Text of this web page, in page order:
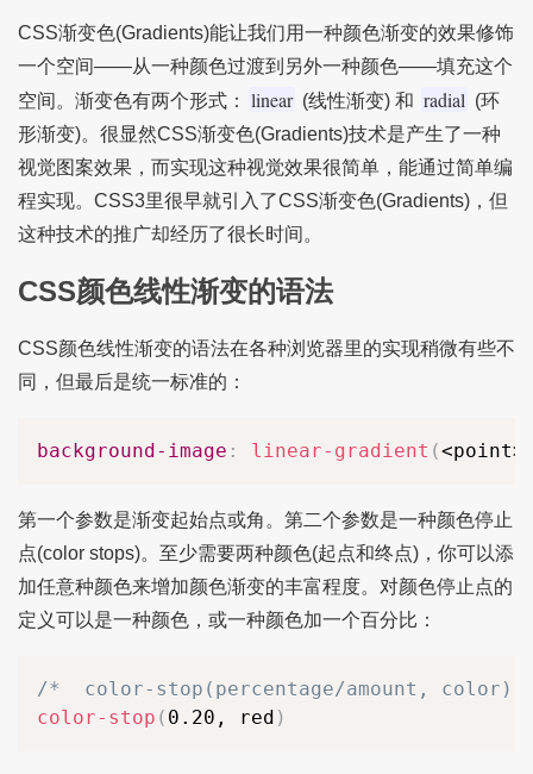
CSS渐变色(Gradients)能让我们用一种颜色渐变的效果修饰
一个空间——从一种颜色过渡到另外一种颜色——填充这个
空间。渐变色有两个形式：
linear (线性渐变) 和 radial (环
形渐变)。很显然CSS渐变色(Gradients)技术是产生了一种
视觉图案效果，而实现这种视觉效果很简单，能通过简单编
程实现。CSS3里很早就引入了CSS渐变色(Gradients)，但
这种技术的推广却经历了很长时间。
CSS颜色线性渐变的语法
CSS颜色线性渐变的语法在各种浏览器里的实现稍微有些不
同，但最后是统一标准的：
background-image : linear-gradient (
第一个参数是渐变起始点或角。第二个参数是一种颜色停止
点(color stops)。至少需要两种颜色(起点和终点)，你可以添
加任意种颜色来增加颜色渐变的丰富程度。对颜色停止点的
定义可以是一种颜色，或一种颜色加一个百分比：
/*  color-stop(percentage/amount, color)
color-stop ( 0.20, red )